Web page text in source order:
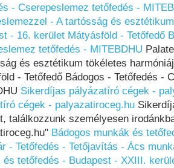
- Cserepeslemez tetőfedés -
- A tartósság és
- 16. kerület Mátyásföld - Tetőfedő
tetőfedés - MITEBDHU
és esztétikum tökéletes
- Tetőfedő Bádogos - Tetőfedés -
Sikerdíjas pályázatíró cégek -
cégek - palyazatiroceg.hu
találkozzunk személyesen
Bádogos munkák és
- Tetőfedés - Tetőjavítás - Ács
és tetőfedés - Budapest - XXIII.